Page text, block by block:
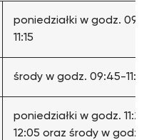
poniedziałki w godz.
11:15
środy w godz. 09:45-
poniedziałki w godz.
12:05 oraz środy w